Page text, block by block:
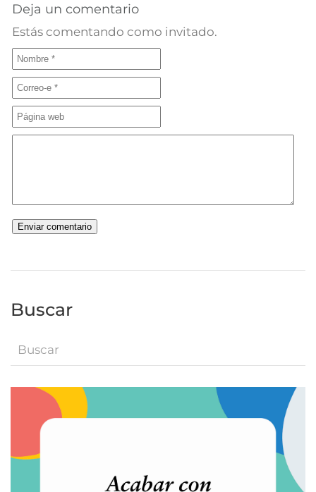
Deja un comentario
Estás comentando como invitado.
Buscar